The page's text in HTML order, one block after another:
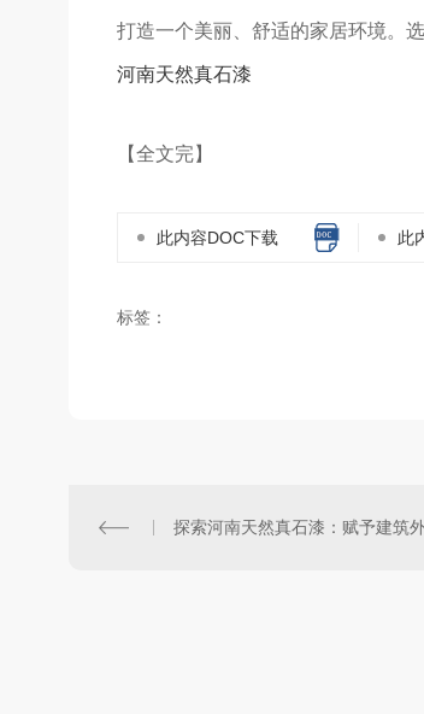
打造一个美丽、舒适的家居环境。
河南天然真石漆
【全文完】
此内容DOC下载 此
标签：